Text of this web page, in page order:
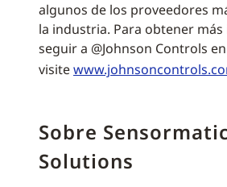
algunos de los proveedores
la industria. Para obtener
seguir a @Johnson Controls
visite
Sobre Sensormatic
Solutions